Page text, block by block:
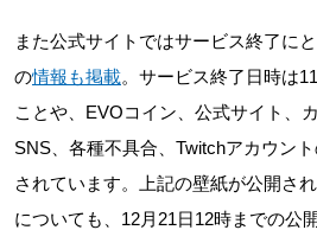
また公式サイトではサービス終了に
の情報も掲載。サービス終了日時は
ことや、EVOコイン、公式サイト、
SNS、各種不具合、Twitchアカウン
されています。上記の壁紙が公開さ
についても、12月21日12時までの公